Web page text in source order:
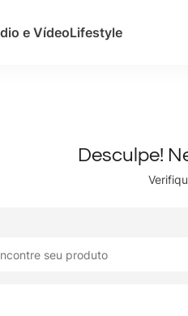
e VídeoLifestyle
Desculpe!
seu produto